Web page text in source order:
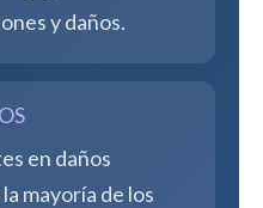
y daños.
en daños
mayoría de los